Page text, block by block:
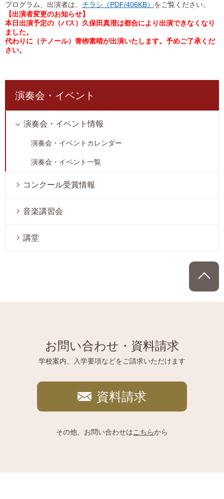
プログラム、出演者は、 チラシ（PDF/406KB） をご覧ください。
【出演者変更のお知らせ】
本日出演予定の（バス）久保田真澄は都合により出演できなくなり
ました。
代わりに（テノール）青栁素晴が出演いたします。予めご了承くだ
さい。
演奏会・イベント
演奏会・イベント情報
演奏会・イベントカレンダー
演奏会・イベント一覧
コンクール受賞情報
音楽講習会
講堂
お問い合わせ・資料請求
学校案内、入学要項などをご請求いただけます
資料請求
その他、お問い合わせはこちらから